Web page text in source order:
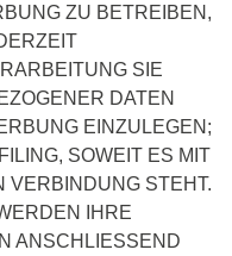
ZU BETREIBEN,
SIE
DATEN
EINZULEGEN;
SOWEIT ES MIT
VERBINDUNG STEHT.
IHRE
ANSCHLIESSEND